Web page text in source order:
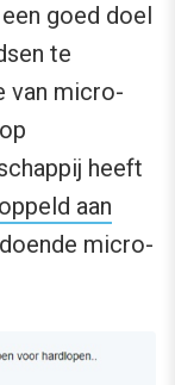
goed doel
te
van micro-
heeft
aan
micro-